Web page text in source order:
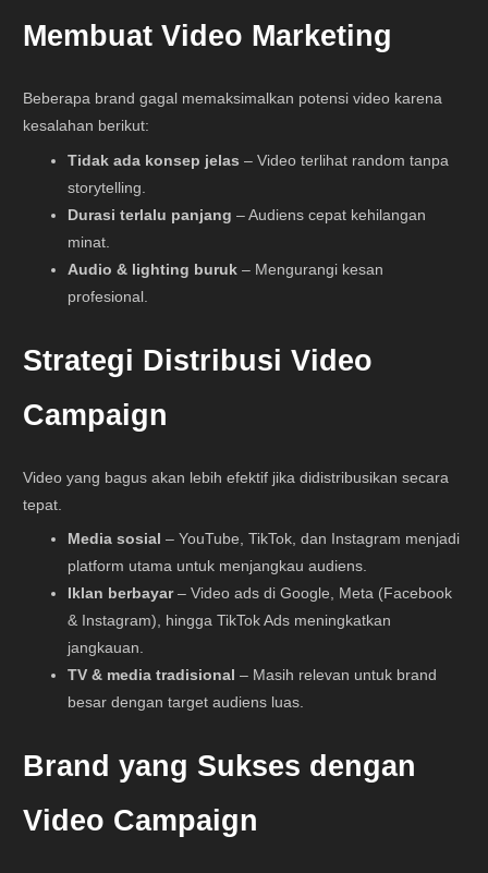
Membuat Video Marketing
Beberapa brand gagal memaksimalkan potensi video karena
kesalahan berikut:
Tidak ada konsep jelas – Video terlihat random tanpa
storytelling.
Durasi terlalu panjang – Audiens cepat kehilangan
minat.
Audio & lighting buruk – Mengurangi kesan
profesional.
Strategi Distribusi Video
Campaign
Video yang bagus akan lebih efektif jika didistribusikan secara
tepat.
Media sosial – YouTube, TikTok, dan Instagram menjadi
platform utama untuk menjangkau audiens.
Iklan berbayar– Video ads di Google, Meta (Facebook
& Instagram), hingga TikTok Ads meningkatkan
jangkauan.
TV & media tradisional – Masih relevan untuk brand
besar dengan target audiens luas.
Brand yang Sukses dengan
Video Campaign